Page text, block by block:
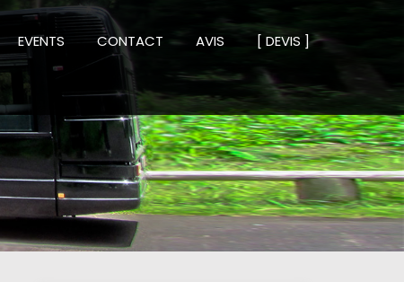
EVENTS CONTACT AVIS [ DEVIS ]